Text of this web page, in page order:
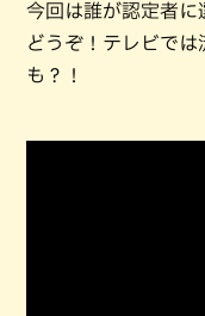
今回は誰が認定者に
どうぞ！テレビで
も？！